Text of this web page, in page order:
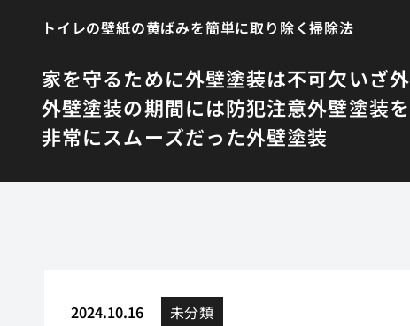
トイレの壁紙の黄ばみを簡単に取り除く掃除法
家を守るために外壁塗装は不可欠いざ
外壁塗装の期間には防犯注意外壁塗装
非常にスムーズだった外壁塗装
2024.10.16 未分類